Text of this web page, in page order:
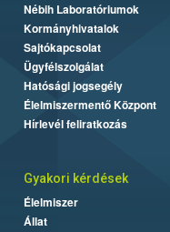
Nébih Laboratóriumok
Kormányhivatalok
Sajtókapcsolat
Ügyfélszolgálat
Hatósági jogsegély
Élelmiszermentő Központ
Hírlevél feliratkozás
Gyakori kérdések
Élelmiszer
Állat